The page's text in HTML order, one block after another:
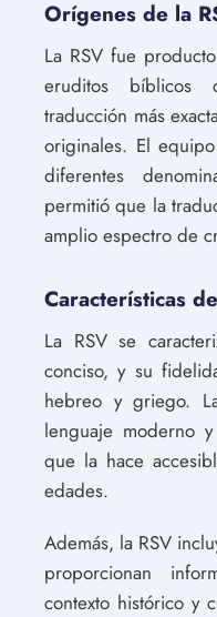
Orígenes de la
La RSV fue
eruditos bíblicos
traducción más
originales. El
diferentes
permitió que la
amplio espectro de
Características
La RSV se
conciso, y su
hebreo y griego.
lenguaje moderno
que la hace
edades.
Además, la RSV
proporcionan
contexto histórico y